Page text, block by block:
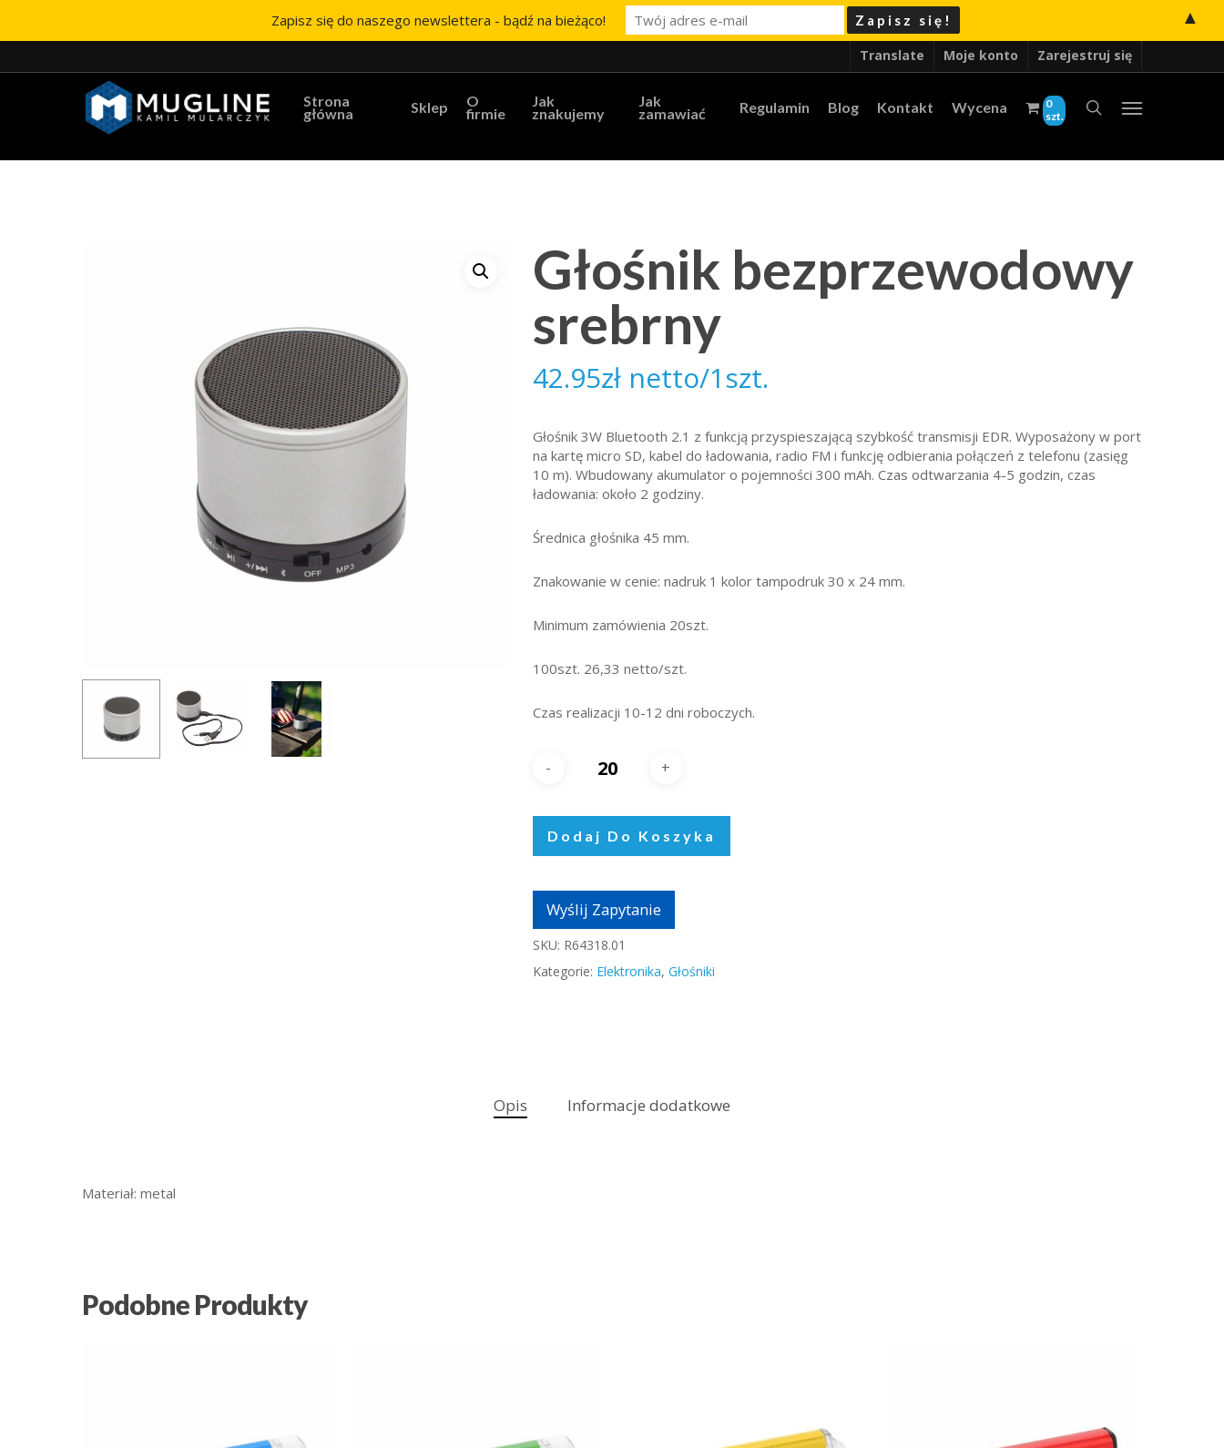
Translate Moje konto Zarejestruj się
Strona
główna Sklep O
firmie
Jak
znakujemy
Jak
zamawiać Regulamin Blog Kontakt Wycena
0
szt.
Głośnik bezprzewodowy
srebrny
42.95zł netto/1szt.
Głośnik 3W Bluetooth 2.1 z funkcją przyspieszającą szybkość transmisji EDR. Wyposażony w port
na kartę micro SD, kabel do ładowania, radio FM i funkcję odbierania połączeń z telefonu (zasięg
10 m). Wbudowany akumulator o pojemności 300 mAh. Czas odtwarzania 4-5 godzin, czas
ładowania: około 2 godziny.
Średnica głośnika 45 mm.
Znakowanie w cenie: nadruk 1 kolor tampodruk 30 x 24 mm.
Minimum zamówienia 20szt.
100szt. 26,33 netto/szt.
Czas realizacji 10-12 dni roboczych.
Dodaj Do Koszyka
Wyślij Zapytanie
SKU: R64318.01
Kategorie: Elektronika, Głośniki
Opis Informacje dodatkowe
Materiał: metal
Podobne Produkty
Zapisz się do naszego newslettera - bądź na bieżąco! ▲